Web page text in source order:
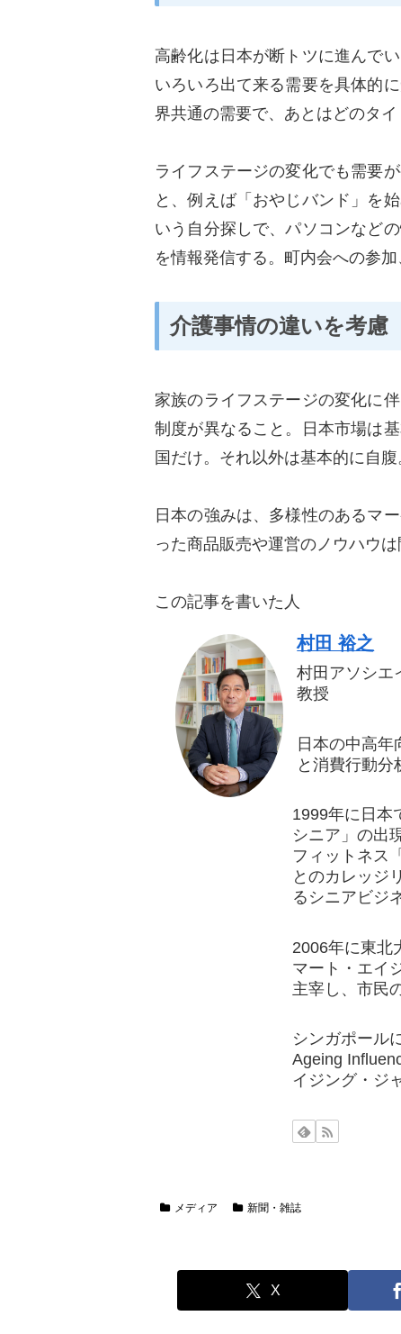
高齢化は日本が断トツに進んで
いろいろ出て来る需要を具体的
界共通の需要で、あとはどのタ
ライフステージの変化でも需要
と、例えば「おやじバンド」を
いう自分探しで、パソコンなど
を情報発信する。町内会への参
介護事情の違いを考慮
家族のライフステージの変化に
制度が異なること。日本市場は
国だけ。それ以外は基本的に自
日本の強みは、多様性のあるマ
った商品販売や運営のノウハウは
この記事を書いた人
村田 裕之
村田アソシエ
教授
日本の中高
と消費行動分
1999年に日本
シニア」の出
フィットネス
とのカレッジ
るシニアビジ
2006年に東北
マート・エイ
主宰し、市民
シンガポール
Ageing
イジング・ジ
メディア 新聞・雑誌
X